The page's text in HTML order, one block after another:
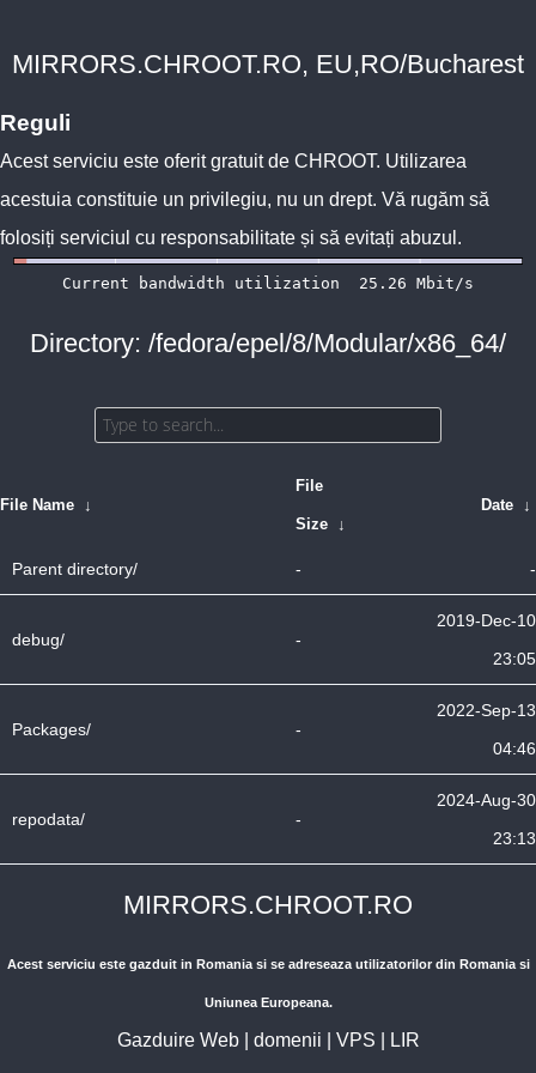
MIRRORS.CHROOT.RO, EU,RO/Bucharest
Reguli
Acest serviciu este oferit gratuit de CHROOT. Utilizarea
acestuia constituie un privilegiu, nu un drept. Vă rugăm să
folosiți serviciul cu responsabilitate și să evitați abuzul.
Directory: /fedora/epel/8/Modular/x86_64/
File Name ↓
File
Size ↓
Date ↓
Parent directory/ - -
debug/ -
2019-Dec-10
23:05
Packages/ -
2022-Sep-13
04:46
repodata/ -
2024-Aug-30
23:13
MIRRORS.CHROOT.RO
Acest serviciu este gazduit in Romania si se adreseaza utilizatorilor din Romania si
Uniunea Europeana.
Gazduire Web| domenii VPS LIR